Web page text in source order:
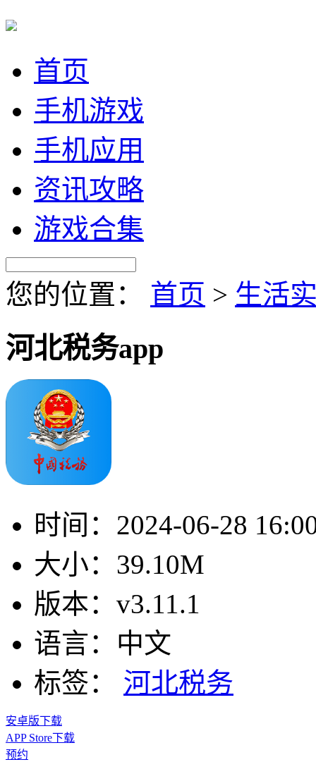
首页
手机游戏
手机应用
资讯攻略
游戏合集
您的位置： 首页 > 生活
河北税务app
时间： 2024-06-28
大小： 39.10M
版本： v3.11.1
语言： 中文
标签：
河北税务
安卓版下载
APP Store下载
预约